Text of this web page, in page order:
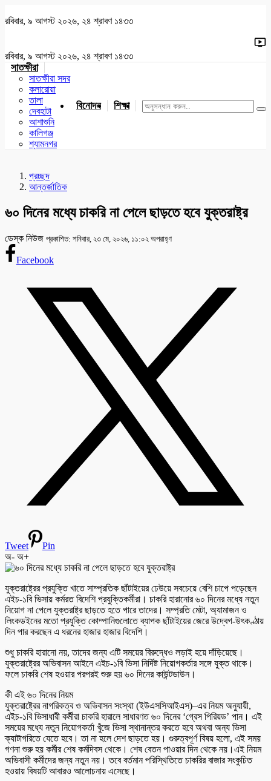
রবিবার, ৯ আগস্ট ২০২৬, ২৪ শ্রাবণ ১৪৩৩
রবিবার, ৯ আগস্ট ২০২৬, ২৪ শ্রাবণ ১৪৩৩
সাতক্ষীরা
সাতক্ষীরা সদর
কলারোয়া
তালা
দেবহাটা
আশাশুনি
কালিগঞ্জ
শ্যামনগর
বিনোদন শিক্ষা খেলাধুলা জাতীয় যশোর
প্রচ্ছদ
আন্তর্জাতিক
৬০ দিনের মধ্যে চাকরি না পেলে ছাড়তে হবে যুক্তরাষ্ট্র
ডেস্ক নিউজ প্রকাশিত: শনিবার, ২৩ মে, ২০২৬, ১১:০২ অপরাহ্ণ
Facebook
Tweet
Pin
অ- অ+
যুক্তরাষ্ট্রের প্রযুক্তি খাতে সাম্প্রতিক ছাঁটাইয়ের ঢেউয়ে সবচেয়ে বেশি চাপে পড়েছেন
এইচ-১বি ভিসায় কর্মরত বিদেশি প্রযুক্তিকর্মীরা। চাকরি হারানোর ৬০ দিনের মধ্যে নতুন
নিয়োগ না পেলে যুক্তরাষ্ট্র ছাড়তে হতে পারে তাদের। সম্প্রতি মেটা, অ্যামাজন ও
লিংকডইনের মতো প্রযুক্তি কোম্পানিগুলোতে ব্যাপক ছাঁটাইয়ের জেরে উদ্বেগ-উৎকণ্ঠায়
দিন পার করছেন এ ধরনের হাজার হাজার বিদেশি।
শুধু চাকরি হারানো নয়, তাদের জন্য এটি সময়ের বিরুদ্ধেও লড়াই হয়ে দাঁড়িয়েছে।
যুক্তরাষ্ট্রের অভিবাসন আইনে এইচ-১বি ভিসা নির্দিষ্ট নিয়োগকর্তার সঙ্গে যুক্ত থাকে।
ফলে চাকরি শেষ হওয়ার পরপরই শুরু হয় ৬০ দিনের কাউন্টডাউন।
কী এই ৬০ দিনের নিয়ম
যুক্তরাষ্ট্রের নাগরিকত্ব ও অভিবাসন সংস্থা (ইউএসসিআইএস)–এর নিয়ম অনুযায়ী,
এইচ-১বি ভিসাধারী কর্মীরা চাকরি হারালে সাধারণত ৬০ দিনের ‘গ্রেস পিরিয়ড’ পান। এই
সময়ের মধ্যে নতুন নিয়োগকর্তা খুঁজে ভিসা স্থানান্তর করতে হবে অথবা অন্য ভিসা
ক্যাটাগরিতে যেতে হবে। তা না হলে দেশ ছাড়তে হয়। গুরুত্বপূর্ণ বিষয় হলো, এই সময়
গণনা শুরু হয় কর্মীর শেষ কর্মদিবস থেকে। শেষ বেতন পাওয়ার দিন থেকে নয়।এই নিয়ম
অভিবাসী কর্মীদের জন্য নতুন নয়। তবে বর্তমান পরিস্থিতিতে চাকরির বাজার সংকুচিত
হওয়ায় বিষয়টি আবারও আলোচনায় এসেছে।